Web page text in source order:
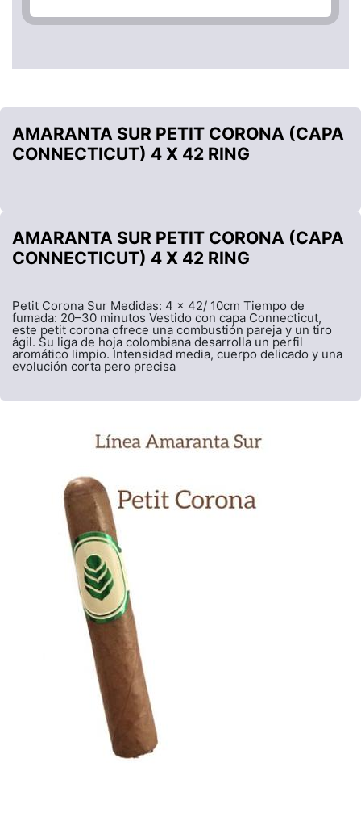
AMARANTA SUR PETIT CORONA (CAPA
CONNECTICUT) 4 X 42 RING
AMARANTA SUR PETIT CORONA (CAPA
CONNECTICUT) 4 X 42 RING
Petit Corona Sur Medidas: 4 x 42/ 10cm Tiempo de
fumada: 20–30 minutos Vestido con capa Connecticut,
este petit corona ofrece una combustión pareja y un tiro
ágil. Su liga de hoja colombiana desarrolla un perfil
aromático limpio. Intensidad media, cuerpo delicado y una
evolución corta pero precisa